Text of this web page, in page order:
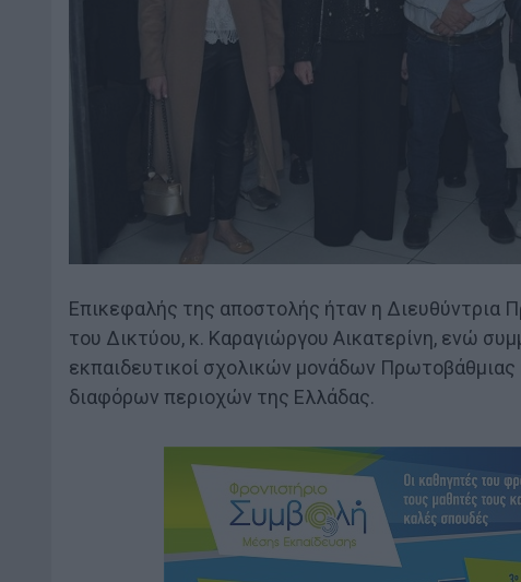
Επικεφαλής της αποστολής ήταν η Διευθύντρια
του Δικτύου, κ. Καραγιώργου Αικατερίνη, ενώ
εκπαιδευτικοί σχολικών μονάδων
διαφόρων περιοχών της Ελλάδας.